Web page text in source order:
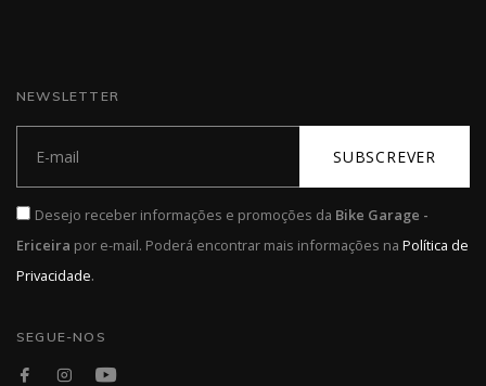
NEWSLETTER
SUBSCREVER
Desejo receber informações e promoções da Bike Garage -
Ericeira por e-mail. Poderá encontrar mais informações na Política de
Privacidade.
SEGUE-NOS